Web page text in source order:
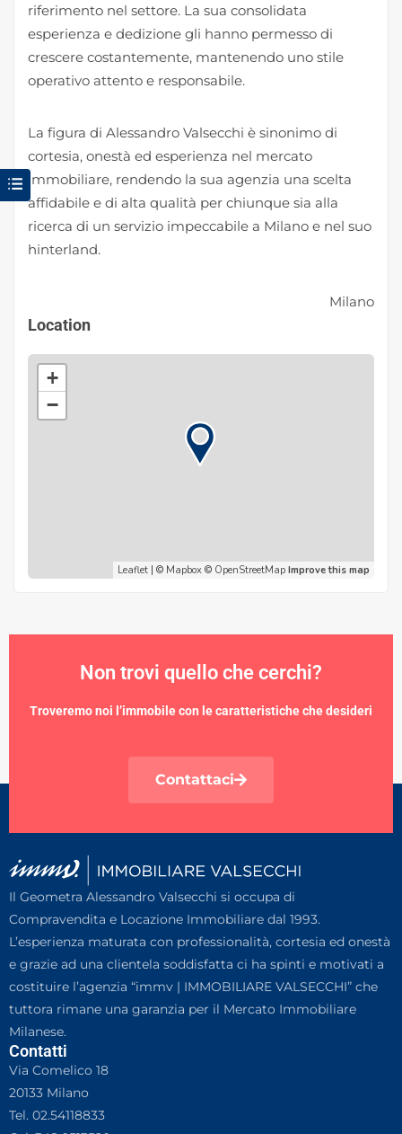
riferimento nel settore. La sua consolidata
esperienza e dedizione gli hanno permesso di
crescere costantemente, mantenendo uno stile
operativo attento e responsabile.
La figura di Alessandro Valsecchi è sinonimo di
cortesia, onestà ed esperienza nel mercato
immobiliare, rendendo la sua agenzia una scelta
affidabile e di alta qualità per chiunque sia alla
ricerca di un servizio impeccabile a Milano e nel suo
hinterland.
Location
Milano
+
−
Leaflet | © Mapbox © OpenStreetMap Improve this map
Non trovi quello che cerchi?
Troveremo noi l’immobile con le caratteristiche che desideri
Contattaci
Il Geometra Alessandro Valsecchi si occupa di
Compravendita e Locazione Immobiliare dal 1993.
L’esperienza maturata con professionalità, cortesia ed onestà
e grazie ad una clientela soddisfatta ci ha spinti e motivati a
costituire l’agenzia “immv | IMMOBILIARE VALSECCHI” che
tuttora rimane una garanzia per il Mercato Immobiliare
Milanese.
Contatti
Via Comelico 18
20133 Milano
Tel. 02.54118833